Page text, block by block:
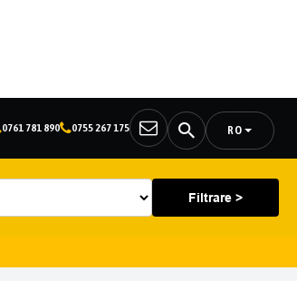
0761 781 890 0755 267 175 RO
Filtrare >